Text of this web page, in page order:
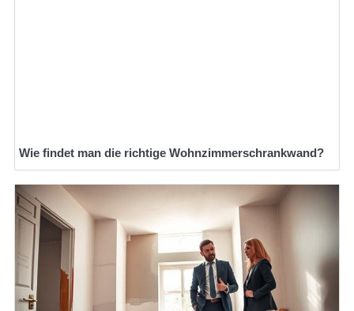
Wie findet man die richtige Wohnzimmerschrankwand?